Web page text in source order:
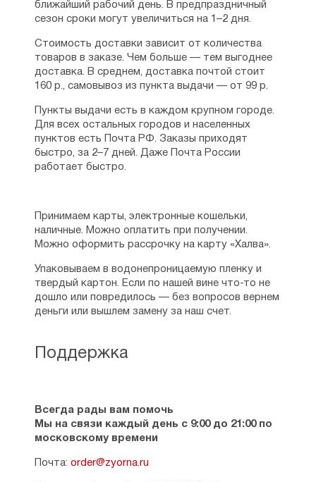
Поддержка
Всегда рады вам помочь
Мы на связи каждый день с 9:00 до 21:00 по
московскому времени
Почта: order@zyorna.ru
ближайший рабочий день. В предпраздничный
сезон сроки могут увеличиться на 1–2 дня.
Стоимость доставки зависит от количества
товаров в заказе. Чем больше — тем выгоднее
доставка. В среднем, доставка почтой стоит
160 р., самовывоз из пункта выдачи — от 99 р.
Пункты выдачи есть в каждом крупном городе.
Для всех остальных городов и населенных
пунктов есть Почта РФ. Заказы приходят
быстро, за 2–7 дней. Даже Почта России
работает быстро.
Принимаем карты, электронные кошельки,
наличные. Можно оплатить при получении.
Можно оформить рассрочку на карту «Халва».
Упаковываем в водонепроницаемую пленку и
твердый картон. Если по нашей вине что-то не
дошло или повредилось — без вопросов вернем
деньги или вышлем замену за наш счет.